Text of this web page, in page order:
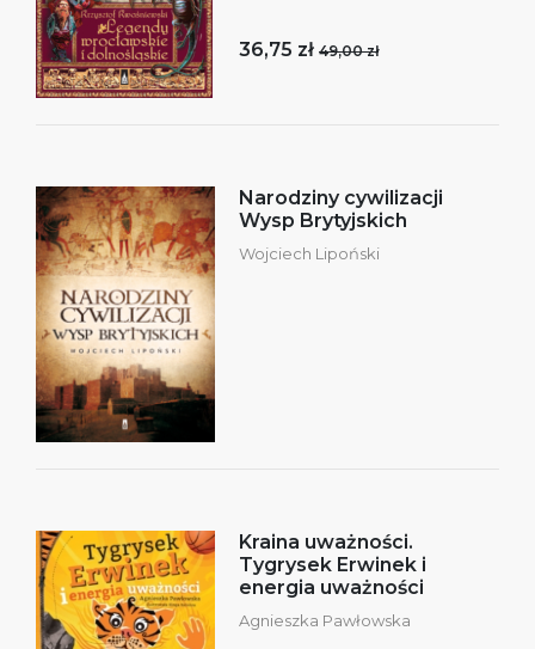
36,75 zł 49,00 zł
Narodziny cywilizacji
Wysp Brytyjskich
Wojciech Lipoński
Kraina uważności.
Tygrysek Erwinek i
energia uważności
Agnieszka Pawłowska